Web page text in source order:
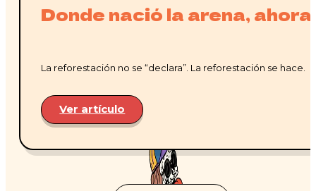
Donde nació la arena,
La reforestación no se “declara”. La reforestación se hace.
Ver artículo